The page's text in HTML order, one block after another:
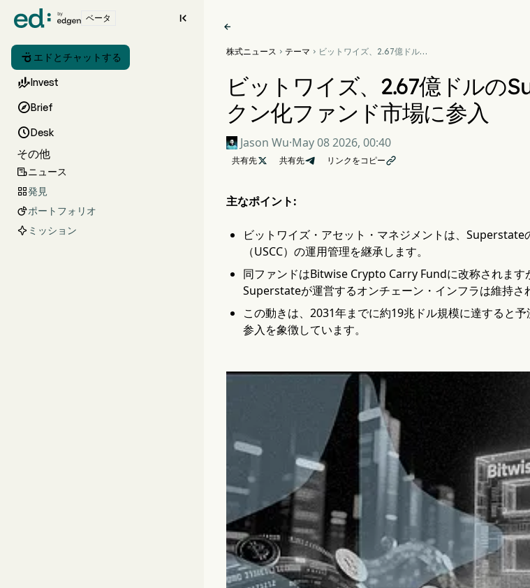
ベータ 
 エドとチャットする
Invest
Brief
Desk
その他
ニュース
発見
ポートフォリオ
ミッション

株式ニュース  テーマ  ビットワイズ、2.67億ドルの
トークン化ファンド市場に参
入
ビットワイズ、2.67億ドルの
クン化ファンド市場に参入
Jason Wu·May 08 2026, 00:40
共有先 共有先 リンクをコピー
主なポイント:
ビットワイズ・アセット・マネジメントは、
（USCC）の運用管理を継承します。
同ファンドはBitwise Crypto Carry Fundに改称されます
Superstateが運営するオンチェーン・インフラは維持さ
この動きは、2031年までに約19兆ドル規模に達すると
参入を象徴しています。